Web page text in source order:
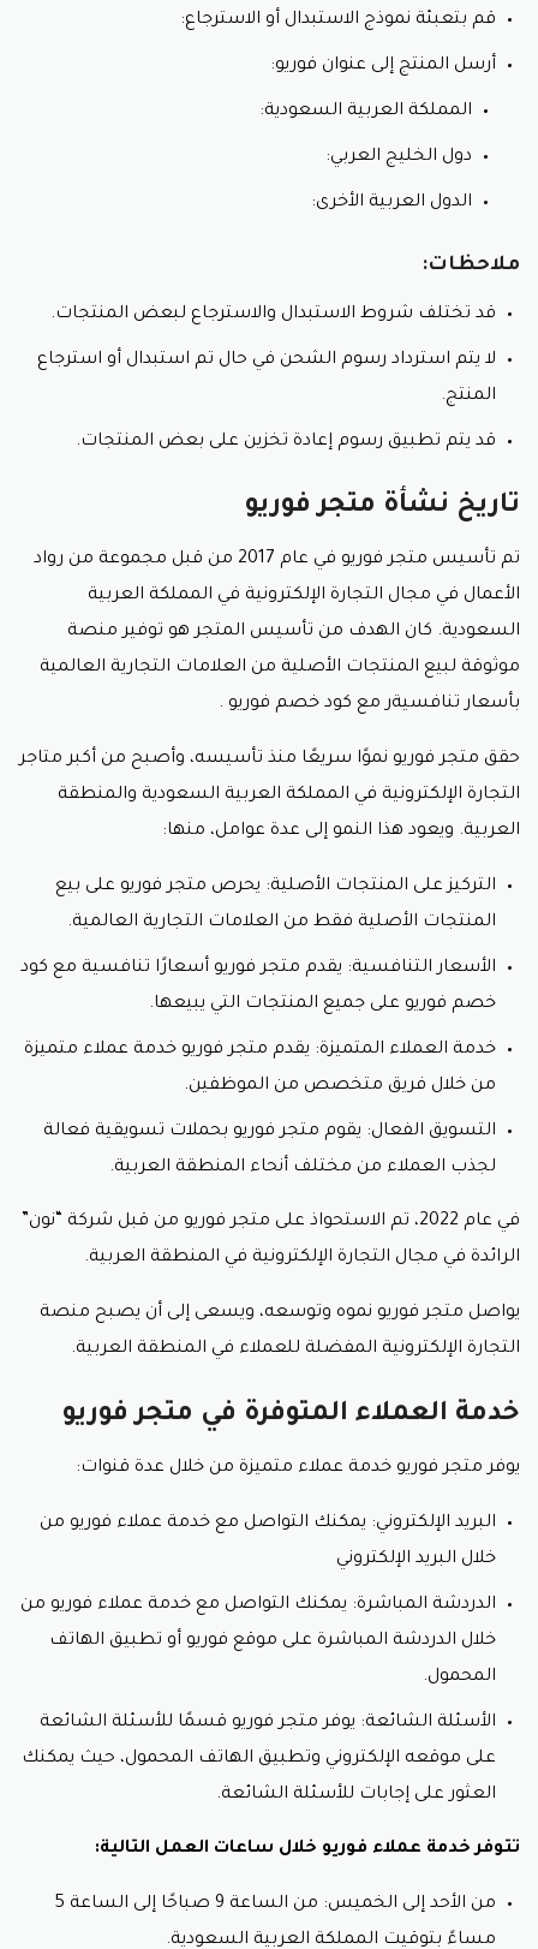
قم بتعبئة نموذج الاستبدال أو الاسترجاع:
أرسل المنتج إلى عنوان فوريو:
المملكة العربية السعودية:
دول الخليج العربي:
الدول العربية الأخرى:
ملاحظات:
قد تختلف شروط الاستبدال والاسترجاع لبعض المنتجات.
لا يتم استرداد رسوم الشحن في حال تم استبدال أو استرجاع
المنتج.
قد يتم تطبيق رسوم إعادة تخزين على بعض المنتجات.
تاريخ نشأة متجر فوريو
تم تأسيس متجر فوريو في عام 2017 من قبل مجموعة من رواد
الأعمال في مجال التجارة الإلكترونية في المملكة العربية
السعودية. كان الهدف من تأسيس المتجر هو توفير منصة
موثوقة لبيع المنتجات الأصلية من العلامات التجارية العالمية
بأسعار تنافسيةر مع كود خصم فوريو .
حقق متجر فوريو نموًا سريعًا منذ تأسيسه، وأصبح من أكبر متاجر
التجارة الإلكترونية في المملكة العربية السعودية والمنطقة
العربية. ويعود هذا النمو إلى عدة عوامل، منها:
التركيز على المنتجات الأصلية: يحرص متجر فوريو على بيع
المنتجات الأصلية فقط من العلامات التجارية العالمية.
الأسعار التنافسية: يقدم متجر فوريو أسعارًا تنافسية مع كود
خصم فوريو على جميع المنتجات التي يبيعها.
خدمة العملاء المتميزة: يقدم متجر فوريو خدمة عملاء متميزة
من خلال فريق متخصص من الموظفين.
التسويق الفعال: يقوم متجر فوريو بحملات تسويقية فعالة
لجذب العملاء من مختلف أنحاء المنطقة العربية.
في عام 2022، تم الاستحواذ على متجر فوريو من قبل شركة “نون”
الرائدة في مجال التجارة الإلكترونية في المنطقة العربية.
يواصل متجر فوريو نموه وتوسعه، ويسعى إلى أن يصبح منصة
التجارة الإلكترونية المفضلة للعملاء في المنطقة العربية.
خدمة العملاء المتوفرة في متجر فوريو
يوفر متجر فوريو خدمة عملاء متميزة من خلال عدة قنوات:
البريد الإلكتروني: يمكنك التواصل مع خدمة عملاء فوريو من
خلال البريد الإلكتروني
الدردشة المباشرة: يمكنك التواصل مع خدمة عملاء فوريو من
خلال الدردشة المباشرة على موقع فوريو أو تطبيق الهاتف
المحمول.
الأسئلة الشائعة: يوفر متجر فوريو قسمًا للأسئلة الشائعة
على موقعه الإلكتروني وتطبيق الهاتف المحمول، حيث يمكنك
العثور على إجابات للأسئلة الشائعة.
تتوفر خدمة عملاء فوريو خلال ساعات العمل التالية:
من الأحد إلى الخميس: من الساعة 9 صباحًا إلى الساعة 5
مساءً بتوقيت المملكة العربية السعودية.